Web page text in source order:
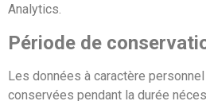
Analytics.
Période de
Les données à caractère
conservées pendant la durée